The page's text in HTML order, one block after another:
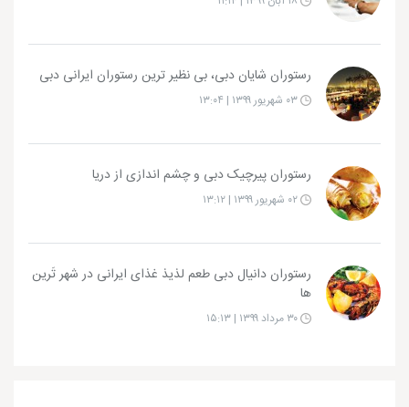
رستوران شایان دبی، بی نظیر ترین رستوران ایرانی دبی
رستوران پیرچیک دبی و چشم اندازی از دریا
رستوران دانیال دبی طعم لذیذ غذای ایرانی در شهر تَرین
ها